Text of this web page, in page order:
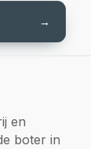
→
en
boter in